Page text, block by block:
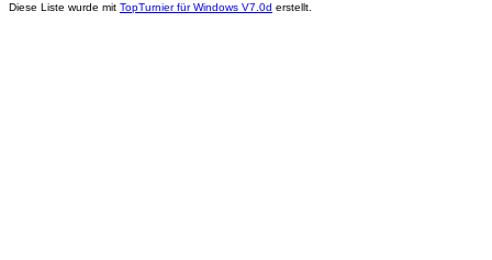
Diese Liste wurde mit TopTurnier für Windows V7.0d erstellt.